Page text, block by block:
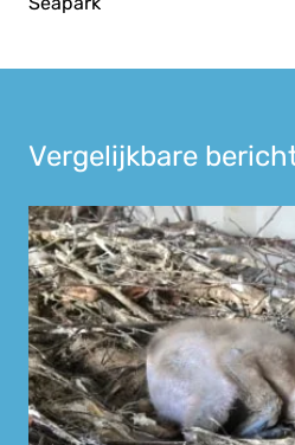
Vergelijkbare